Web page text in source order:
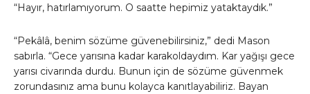
“Hayır, hatırlamıyorum. O saatte hepimiz yataktaydık.”
“Pekâlâ, benim sözüme güvenebilirsiniz,” dedi Mason
sabırla. “Gece yarısına kadar karakoldaydım. Kar yağışı gece
yarısı civarında durdu. Bunun için de sözüme güvenmek
zorundasınız ama bunu kolayca kanıtlayabiliriz. Bayan